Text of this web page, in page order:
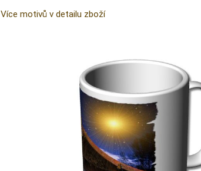
Více motivů v detailu zboží